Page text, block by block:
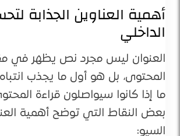
أهمية العناوين الجذابة
الداخلي
العنوان ليس مجرد نص يظهر في
المحتوى، بل هو أول ما يجذب انتباه
ما إذا كانوا سيواصلون قراءة
بعض النقاط التي توضح أهمية
السيو: